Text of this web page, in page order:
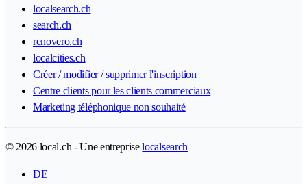
localsearch.ch
search.ch
renovero.ch
localcities.ch
Créer / modifier / supprimer l'inscription
Centre clients pour les clients commerciaux
Marketing téléphonique non souhaité
© 2026 local.ch - Une entrepriselocalsearch
DE